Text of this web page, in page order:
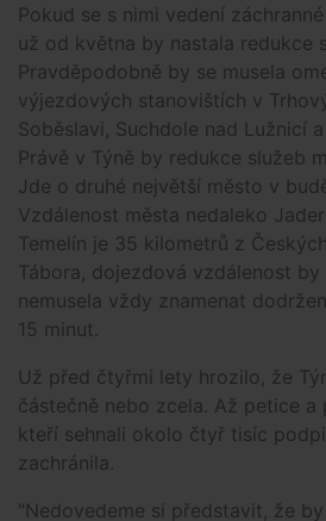
Pokud se s nimi vedení
už od května by nastala redukce
Pravděpodobně by se musela
výjezdových stanovištích v
Soběslavi, Suchdole nad Lužnicí
Právě v Týně by redukce služeb
Jde o druhé největší město v
Vzdálenost města nedaleko
Temelín je 35 kilometrů z
Tábora, dojezdová vzdálenost
nemusela vždy znamenat
15 minut.
Už před čtyřmi lety hrozilo, že
částečně nebo zcela. Až petice a
kteří sehnali okolo čtyř tisíc
zachránila.
"Nedovedeme si představit, že